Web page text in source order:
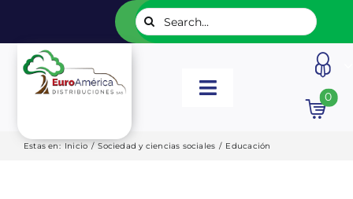
contenido
Buscar:
Toggle
INICIO
0
Estas en: Inicio / Sociedad y ciencias sociales / Educación